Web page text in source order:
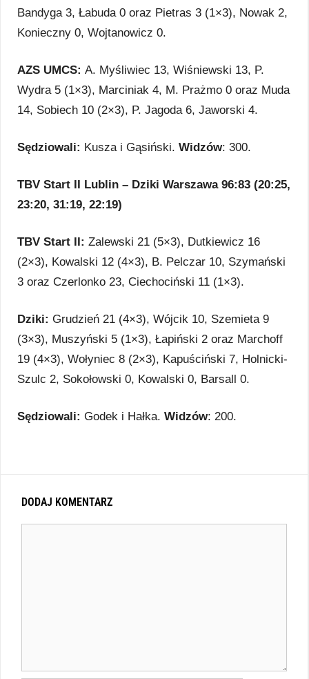
Bandyga 3, Łabuda 0 oraz Pietras 3 (1×3), Nowak 2,
Konieczny 0, Wojtanowicz 0.
AZS UMCS: A. Myśliwiec 13, Wiśniewski 13, P.
Wydra 5 (1×3), Marciniak 4, M. Prażmo 0 oraz Muda
14, Sobiech 10 (2×3), P. Jagoda 6, Jaworski 4.
Sędziowali: Kusza i Gąsiński. Widzów: 300.
TBV Start II Lublin – Dziki Warszawa 96:83 (20:25,
23:20, 31:19, 22:19)
TBV Start II: Zalewski 21 (5×3), Dutkiewicz 16
(2×3), Kowalski 12 (4×3), B. Pelczar 10, Szymański
3 oraz Czerlonko 23, Ciechociński 11 (1×3).
Dziki: Grudzień 21 (4×3), Wójcik 10, Szemieta 9
(3×3), Muszyński 5 (1×3), Łapiński 2 oraz Marchoff
19 (4×3), Wołyniec 8 (2×3), Kapuściński 7, Holnicki-
Szulc 2, Sokołowski 0, Kowalski 0, Barsall 0.
Sędziowali: Godek i Hałka. Widzów: 200.
DODAJ KOMENTARZ